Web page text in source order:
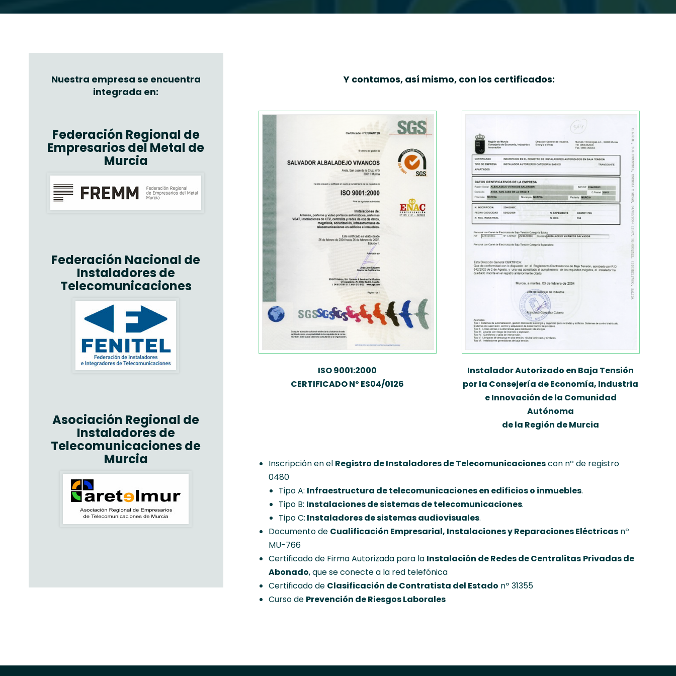
Nuestra empresa se encuentra
integrada en:
Federación Regional de
Empresarios del Metal de
Murcia
Federación Nacional de
Instaladores de
Telecomunicaciones
Asociación Regional de
Instaladores de
Telecomunicaciones de
Murcia
Y contamos, así mismo, con los certificados:
ISO 9001:2000
CERTIFICADO Nº ES04/0126
Instalador Autorizado en Baja Tensión
por la Consejería de Economía, Industria
e Innovación de la Comunidad
Autónoma
de la Región de Murcia
Inscripción en el Registro de Instaladores de Telecomunicacionescon nº de registro
0480
Tipo A: Infraestructura de telecomunicaciones en edificios o inmuebles.
Tipo B: Instalaciones de sistemas de telecomunicaciones.
Tipo C: Instaladores de sistemas audiovisuales.
Documento de Cualificación Empresarial, Instalaciones y Reparaciones Eléctricasnº
MU-766
Certificado de Firma Autorizada para la Instalación de Redes de Centralitas Privadas de
Abonado, que se conecte a la red telefónica
Certificado de Clasificación de Contratista del Estado nº 31355
Curso de Prevención de Riesgos Laborales